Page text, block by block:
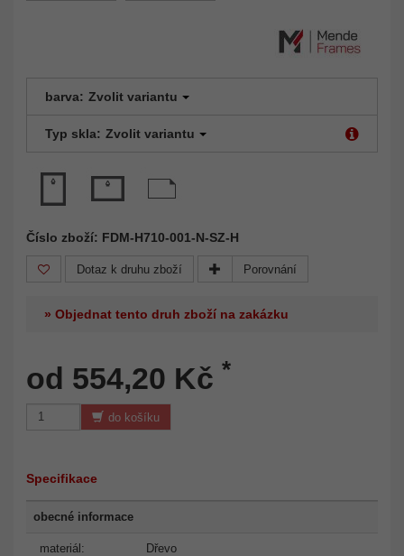
barva: Zvolit variantu
Typ skla: Zvolit variantu
Číslo zboží: FDM-H710-001-N-SZ-H
Dotaz k druhu zboží Porovnání
» Objednat tento druh zboží na zakázku
od 554,20 Kč *
do košíku
Specifikace
obecné informace
materiál: Dřevo